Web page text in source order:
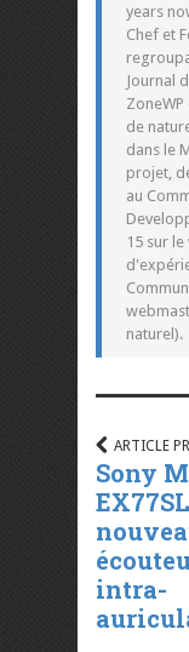
years
Chef et
Journal
de
dans le
projet,
au
15 sur
naturel).
ARTICLE
Sony
intra-